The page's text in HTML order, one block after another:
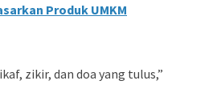
Produk UMKM
zikir, dan doa yang tulus,”